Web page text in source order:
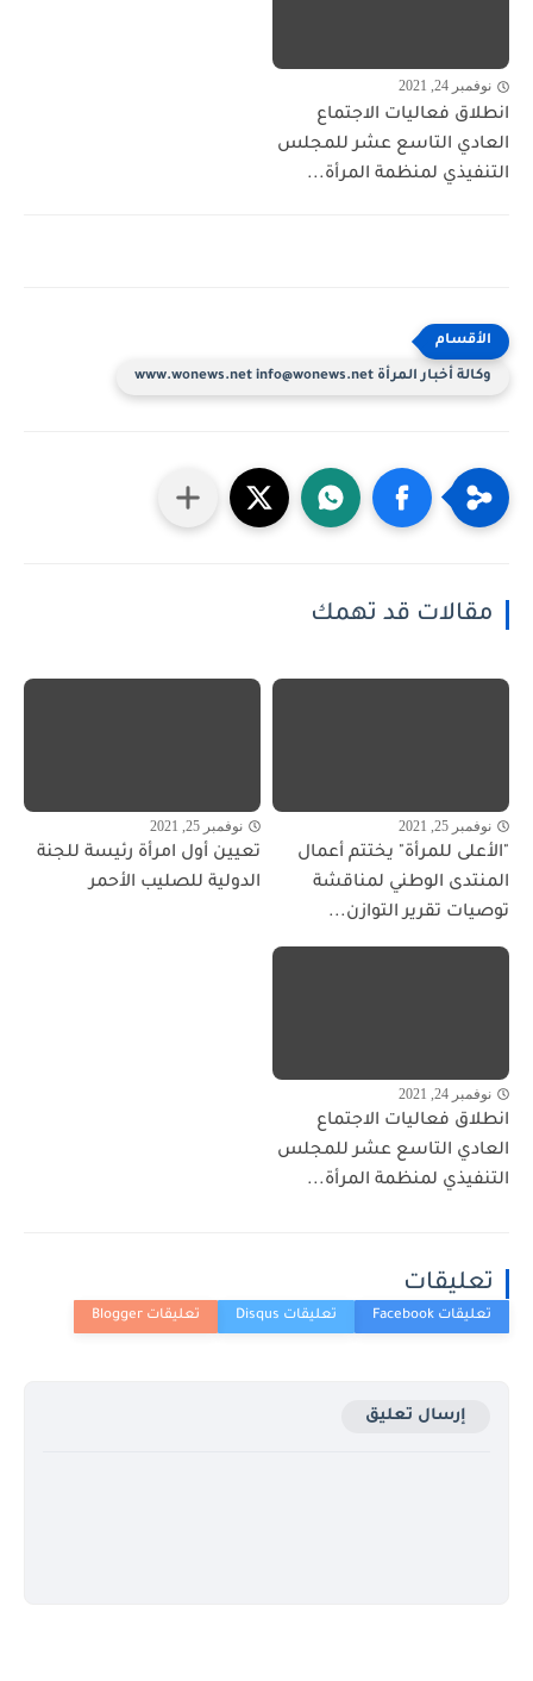
نوفمبر 24, 2021
انطلاق فعاليات الاجتماع
العادي التاسع عشر للمجلس
التنفيذي لمنظمة المرأة...
وكالة أخبار المرأة www.wonews.net info@wonews.net
مقالات قد تهمك
نوفمبر 25, 2021
"الأعلى للمرأة" يختتم أعمال
المنتدى الوطني لمناقشة
توصيات تقرير التوازن...
نوفمبر 25, 2021
تعيين أول امرأة رئيسة للجنة
الدولية للصليب الأحمر
نوفمبر 24, 2021
انطلاق فعاليات الاجتماع
العادي التاسع عشر للمجلس
التنفيذي لمنظمة المرأة...
تعليقات
إرسال تعليق